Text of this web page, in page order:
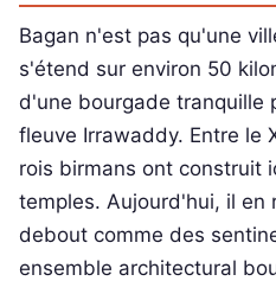
Bagan n'est pas qu'une
s'étend sur environ 50
d'une bourgade tranquille
fleuve Irrawaddy. Entre le
rois birmans ont construit
temples. Aujourd'hui, il en
debout comme des
ensemble architectural